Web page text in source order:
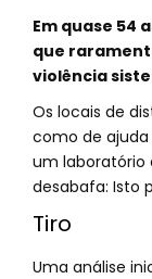
Em quase 54
que
violência
Os locais de
como de
um laboratório
desabafa: Isto
Tiro
Uma análise